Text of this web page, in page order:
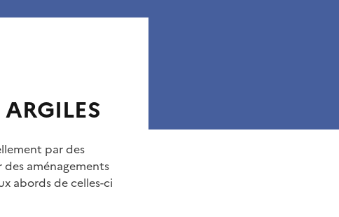
par des
aménagements
abords de celles-ci